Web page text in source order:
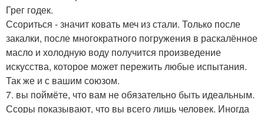
Грег годек.
Ссориться - значит ковать меч из стали. Только после
закалки, после многократного погружения в раскалённое
масло и холодную воду получится произведение
искусства, которое может пережить любые испытания.
Так же и с вашим союзом.
7. вы поймёте, что вам не обязательно быть идеальным.
Ссоры показывают, что вы всего лишь человек. Иногда